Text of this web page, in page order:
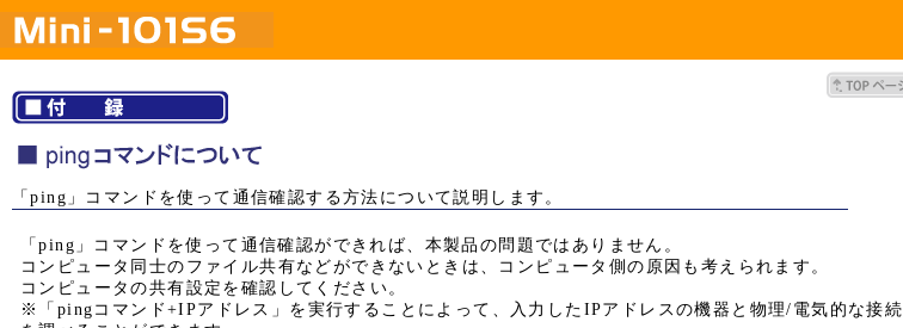
「ping」コマンドを使って通信確認する方法について説明します。
「ping」コマンドを使って通信確認ができれば、本製品の問題ではありません。
コンピュータ同士のファイル共有などができないときは、コンピュータ側の原因も考えられます。
コンピュータの共有設定を確認してください。
※「pingコマンド+IPアドレス」を実行することによって、入力したIPアドレスの機器と物理/電気的な接続